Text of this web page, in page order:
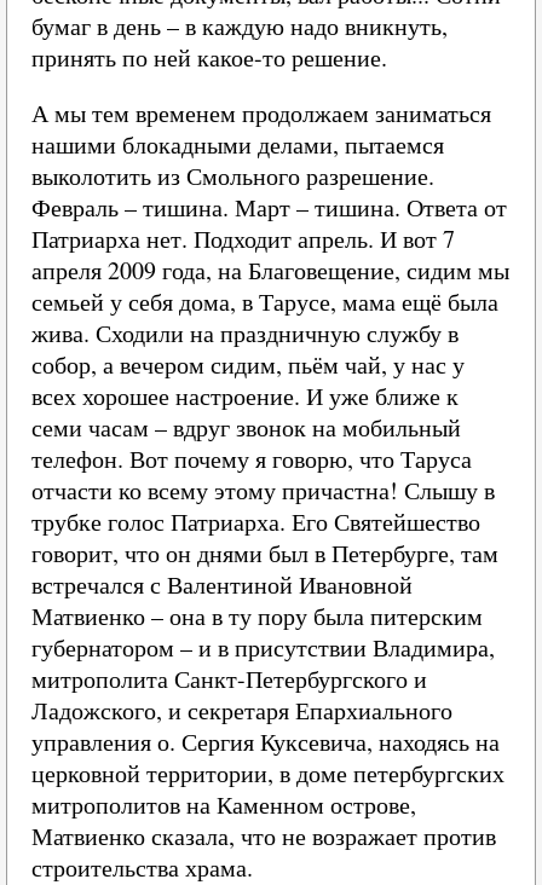
бумаг в день – в каждую надо вникнуть,
принять по ней какое-то решение.
А мы тем временем продолжаем заниматься
нашими блокадными делами, пытаемся
выколотить из Смольного разрешение.
Февраль – тишина. Март – тишина. Ответа от
Патриарха нет. Подходит апрель. И вот 7
апреля 2009 года, на Благовещение, сидим мы
семьей у себя дома, в Тарусе, мама ещё была
жива. Сходили на праздничную службу в
собор, а вечером сидим, пьём чай, у нас у
всех хорошее настроение. И уже ближе к
семи часам – вдруг звонок на мобильный
телефон. Вот почему я говорю, что Таруса
отчасти ко всему этому причастна! Слышу в
трубке голос Патриарха. Его Святейшество
говорит, что он днями был в Петербурге, там
встречался с Валентиной Ивановной
Матвиенко – она в ту пору была питерским
губернатором – и в присутствии Владимира,
митрополита Санкт-Петербургского и
Ладожского, и секретаря Епархиального
управления о. Сергия Куксевича, находясь на
церковной территории, в доме петербургских
митрополитов на Каменном острове,
Матвиенко сказала, что не возражает против
строительства храма.